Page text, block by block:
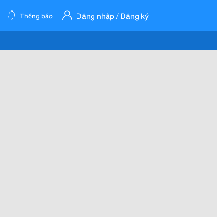
Thông báo Đăng nhập / Đăng ký